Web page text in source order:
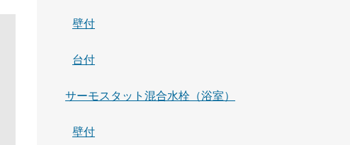
壁付
台付
サーモスタット混合水栓（浴室）
壁付